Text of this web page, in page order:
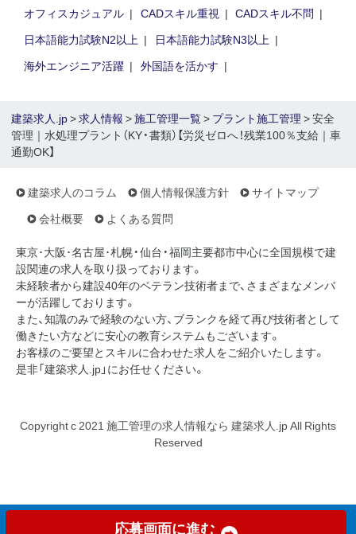
応募画面に進む
オフィスカジュアル
CADスキル重視
CADスキル不問
日本語能力試験N2以上
日本語能力試験N3以上
海外エンジニア活躍
外国語を活かす
建築求人.jp>求人情報 >施工管理一覧> プラント施工管理 > 安全
管理｜水処理プラント（KY・書類）【労災ゼロへ！残業100％支給｜車
通勤OK】
建築求人のコラム 個人情報保護方針
サイトマップ
会社概要
よくある質問
東京･大阪･名古屋･札幌・仙台・福岡主要都市中心に全国規模で建
設関連の求人を取り扱っております。
未経験者から建設40年のベテラン技術者まで、さまざまなメンバ
ーが活躍しております。
また、知識のみで経験のない方、ブランクを経て再び技術者として
働きたい方などに安心の教育システムもございます。
お客様のご要望とスキルに合わせた求人をご紹介いたします。
是非「建築求人.jp」にお任せください。
Copyright c 2021 施工管理の求人情報なら 建築求人.jp All Rights
Reserved